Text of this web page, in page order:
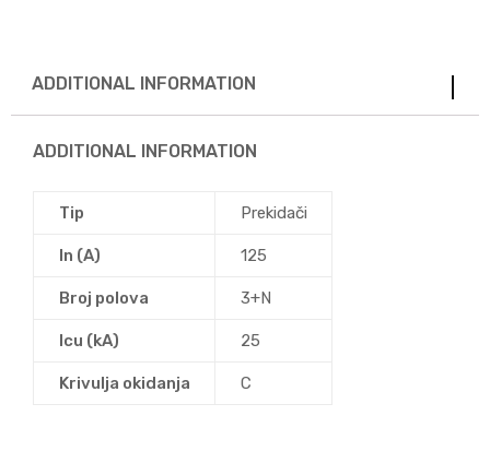
ADDITIONAL INFORMATION
ADDITIONAL INFORMATION
Tip Prekidači
In (A) 125
Broj polova 3+N
Icu (kA) 25
Krivulja okidanja C